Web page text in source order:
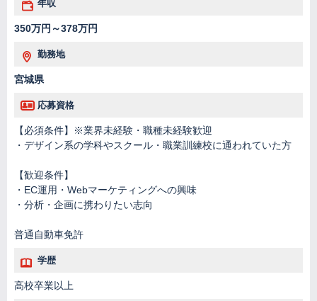
年収
350万円～378万円
勤務地
宮城県
応募資格
【必須条件】※業界未経験・職種未経験歓迎
・デザイン系の学科やスクール・職業訓練校に通われていた方
【歓迎条件】
・EC運用・Webマーケティングへの興味
・分析・企画に携わりたい志向
普通自動車免許
学歴
高校卒業以上